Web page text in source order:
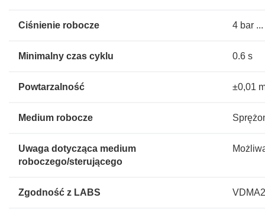
Ciśnienie robocze 4 bar
Minimalny czas cyklu 0.6 s
Powtarzalność ±0,01
Medium robocze
Uwaga dotycząca medium
roboczego/sterującego
Zgodność z LABS